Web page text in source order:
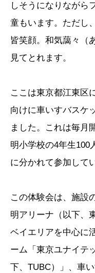
しそうになりながら
童もいます。ただし
皆笑顔。和気藹々（
見てとれます。
ここは東京都江東区
向けに車いすバスケ
ました。これは毎月
明小学校の4年生100
に分かれて参加して
この体験会は、施設
明アリーナ（以下、
ベイエリアを中心に
ーム「東京ユナイテ
下、TUBC）」、車